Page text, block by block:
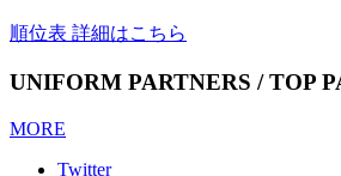
順位表 詳細はこちら
UNIFORM PARTNERS / TOP
MORE
Twitter